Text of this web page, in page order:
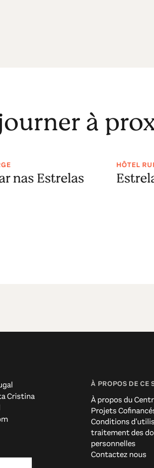
à
nas Estrelas
HÔTEL
Cristina
À PROPOS DE CE
À propos du
Projets
Conditions
traitement des
personnelles
Contactez nous